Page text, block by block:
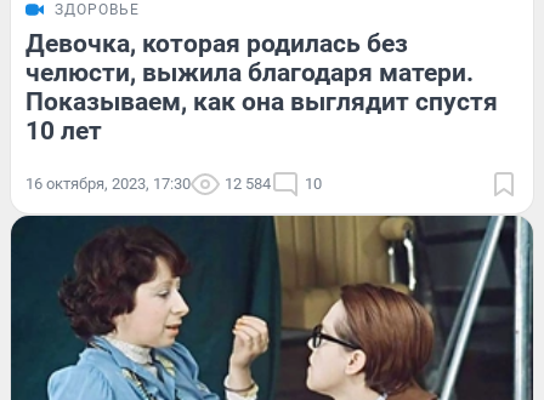
ЗДОРОВЬЕ
Девочка, которая родилась без
челюсти, выжила благодаря матери.
Показываем, как она выглядит спустя
10 лет
16 октября, 2023, 17:30 12 584 10